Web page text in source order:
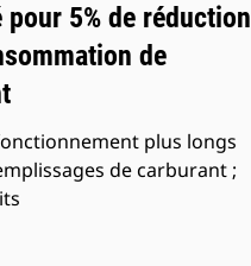
pour 5% de réduction
de
plus longs
de carburant ;